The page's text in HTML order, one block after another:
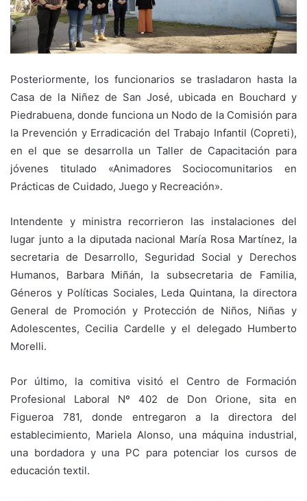
Posteriormente, los funcionarios se trasladaron hasta la
Casa de la Niñez de San José, ubicada en Bouchard y
Piedrabuena, donde funciona un Nodo de la Comisión para
la Prevención y Erradicación del Trabajo Infantil (Copreti),
en el que se desarrolla un Taller de Capacitación para
jóvenes titulado «Animadores Sociocomunitarios en
Prácticas de Cuidado, Juego y Recreación».
Intendente y ministra recorrieron las instalaciones del
lugar junto a la diputada nacional María Rosa Martínez, la
secretaria de Desarrollo, Seguridad Social y Derechos
Humanos, Barbara Miñán, la subsecretaria de Familia,
Géneros y Políticas Sociales, Leda Quintana, la directora
General de Promoción y Protección de Niños, Niñas y
Adolescentes, Cecilia Cardelle y el delegado Humberto
Morelli.
Por último, la comitiva visitó el Centro de Formación
Profesional Laboral Nº 402 de Don Orione, sita en
Figueroa 781, donde entregaron a la directora del
establecimiento, Mariela Alonso, una máquina industrial,
una bordadora y una PC para potenciar los cursos de
educación textil.